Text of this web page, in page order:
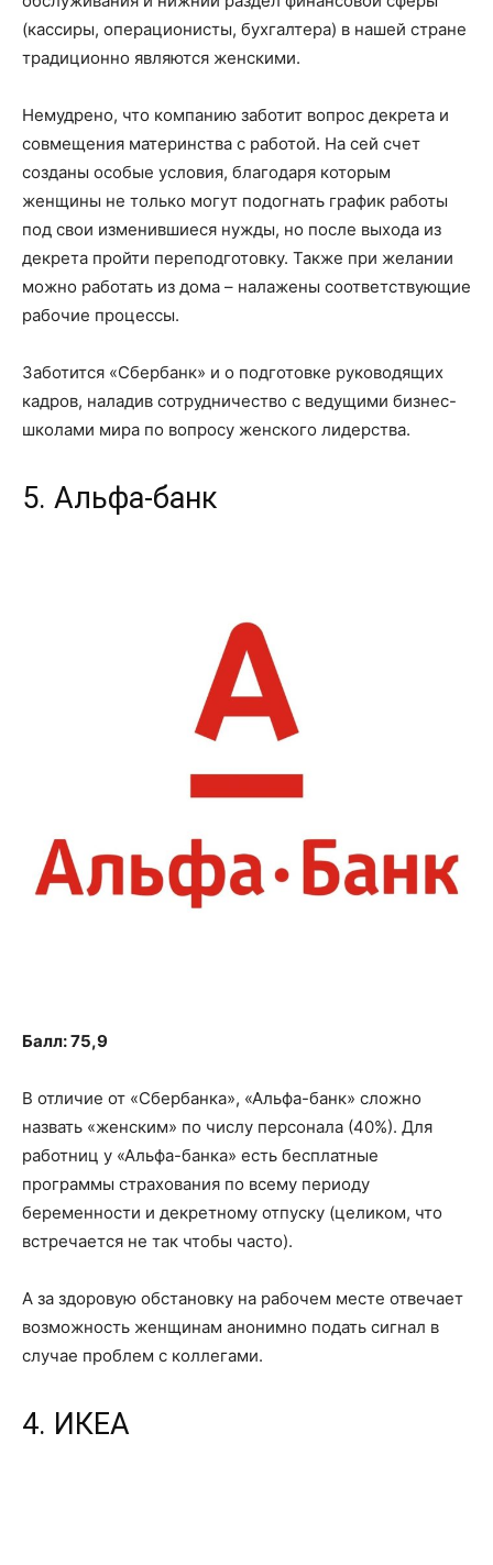
(кассиры, операционисты, бухгалтера) в нашей стране
традиционно являются женскими.
Немудрено, что компанию заботит вопрос декрета и
совмещения материнства с работой. На сей счет
созданы особые условия, благодаря которым
женщины не только могут подогнать график работы
под свои изменившиеся нужды, но после выхода из
декрета пройти переподготовку. Также при желании
можно работать из дома – налажены соответствующие
рабочие процессы.
Заботится «Сбербанк» и о подготовке руководящих
кадров, наладив сотрудничество с ведущими бизнес-
школами мира по вопросу женского лидерства.
5. Альфа-банк
Балл: 75,9
В отличие от «Сбербанка», «Альфа-банк» сложно
назвать «женским» по числу персонала (40%). Для
работниц у «Альфа-банка» есть бесплатные
программы страхования по всему периоду
беременности и декретному отпуску (целиком, что
встречается не так чтобы часто).
А за здоровую обстановку на рабочем месте отвечает
возможность женщинам анонимно подать сигнал в
случае проблем с коллегами.
4. ИКЕА